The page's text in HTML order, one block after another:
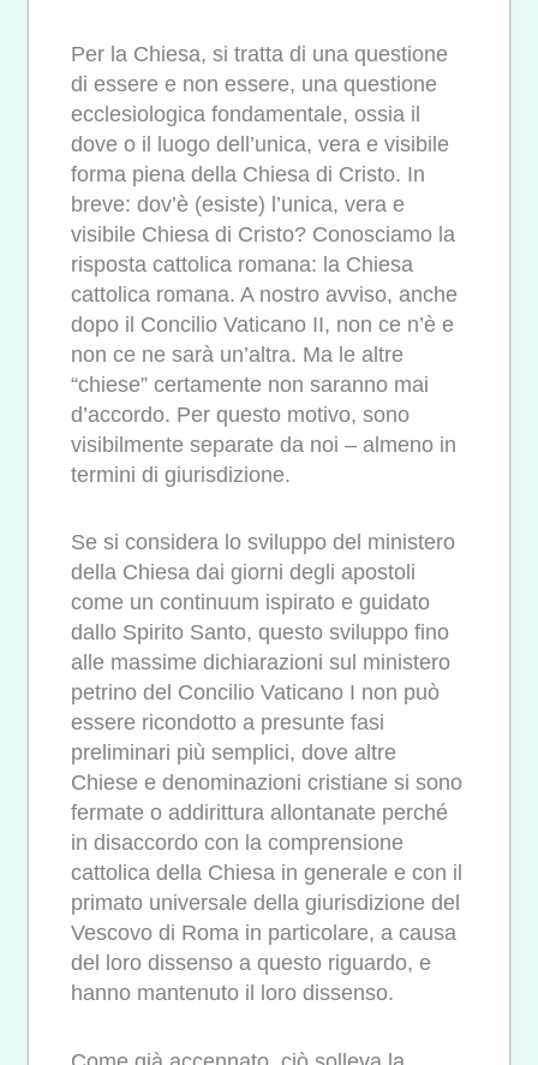
Per la Chiesa, si tratta di una questione
di essere e non essere, una questione
ecclesiologica fondamentale, ossia il
dove o il luogo dell’unica, vera e visibile
forma piena della Chiesa di Cristo. In
breve: dov’è (esiste) l’unica, vera e
visibile Chiesa di Cristo? Conosciamo la
risposta cattolica romana: la Chiesa
cattolica romana. A nostro avviso, anche
dopo il Concilio Vaticano II, non ce n’è e
non ce ne sarà un’altra. Ma le altre
“chiese” certamente non saranno mai
d’accordo. Per questo motivo, sono
visibilmente separate da noi – almeno in
termini di giurisdizione.
Se si considera lo sviluppo del ministero
della Chiesa dai giorni degli apostoli
come un continuum ispirato e guidato
dallo Spirito Santo, questo sviluppo fino
alle massime dichiarazioni sul ministero
petrino del Concilio Vaticano I non può
essere ricondotto a presunte fasi
preliminari più semplici, dove altre
Chiese e denominazioni cristiane si sono
fermate o addirittura allontanate perché
in disaccordo con la comprensione
cattolica della Chiesa in generale e con il
primato universale della giurisdizione del
Vescovo di Roma in particolare, a causa
del loro dissenso a questo riguardo, e
hanno mantenuto il loro dissenso.